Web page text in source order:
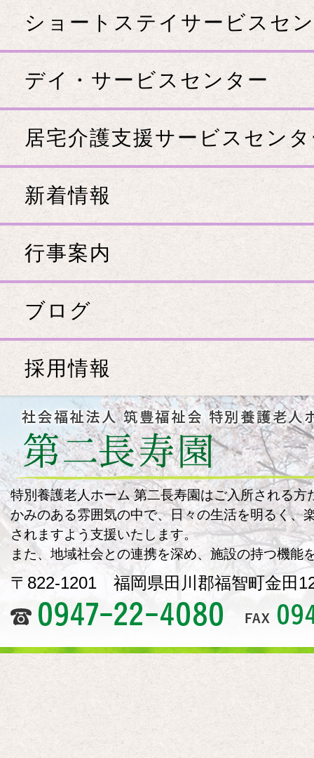
ショートステイサービスセ
デイ・サービスセンター
居宅介護支援サービスセン
新着情報
行事案内
ブログ
採用情報
特別養護老人ホーム 第二長寿園はご入所される方
かみのある雰囲気の中で、日々の生活を明るく、
されますよう支援いたします。
また、地域社会との連携を深め、施設の持つ機能
〒822-1201 福岡県田川郡福智町金田